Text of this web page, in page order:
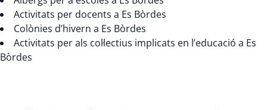
Activitats per docents a Es Bòrdes
Colònies d’hivern a Es Bòrdes
Activitats per als col·lectius implicats en l’educació a Es
Bòrdes